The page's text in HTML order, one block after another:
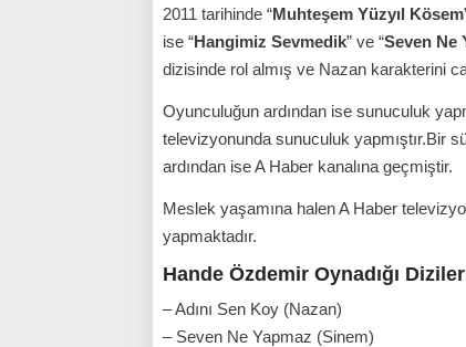
2011 tarihinde “Muhteşem Yüzyıl Kösem
ise “Hangimiz Sevmedik” ve “Seven Ne
dizisinde rol almış ve Nazan karakterini
Oyunculuğun ardından ise sunuculuk
televizyonunda sunuculuk yapmıştır.Bir
ardından ise A Haber kanalına geçmiştir.
Meslek yaşamına halen A Haber
yapmaktadır.
Hande Özdemir Oynadığı Diziler
– Adını Sen Koy (Nazan)
– Seven Ne Yapmaz (Sinem)